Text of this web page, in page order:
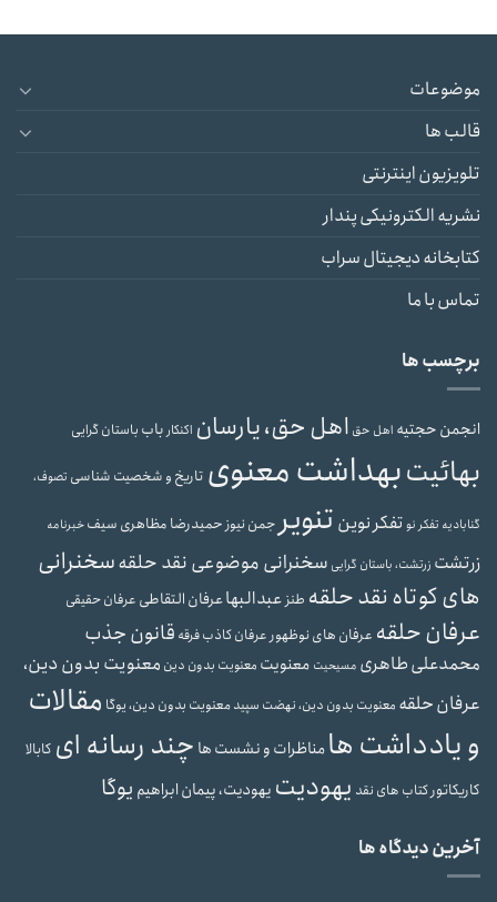
موضوعات
قالب ها
تلویزیون اینترنتی
نشریه الکترونیکی پندار
کتابخانه دیجیتال سراب
تماس با ما
برچسب ها
انجمن حجتیه اهل حق اهل حق، یارسان اکنکارباب باستان گرایی
بهائیتبهداشت معنوی تاریخ و شخصیت شناسی تصوف،
گنابادیه تفکر نوتفکر نوین تنویر جمن نیوزحمیدرضا مظاهری سیفخبرنامه
زرتشت زرتشت، باستان گرایی سخنرانی موضوعی نقد حلقهسخنرانی
های کوتاه نقد حلقه طنزعبدالبهاعرفان التقاطی عرفان حقیقی
عرفان حلقه عرفان های نوظهور عرفان کاذبفرقه قانون جذب
محمدعلی طاهری مسیحیت معنویت معنویت بدون دین معنویت بدون دین،
عرفان حلقه معنویت بدون دین، نهضت سپیدمعنویت بدون دین، یوگا مقالات
و یادداشت هامناظرات و نشست ها چند رسانه ای کابالا
کاریکاتور کتاب های نقد یهودیت یهودیت، پیمان ابراهیم یوگا
آخرین دیدگاه ها